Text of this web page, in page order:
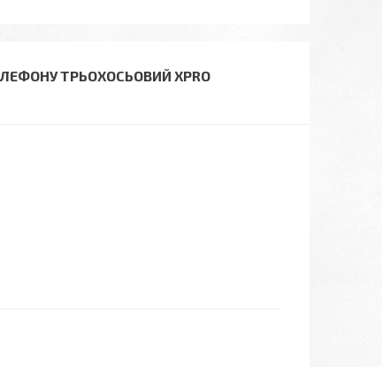
ТРЬОХОСЬОВИЙ XPRO